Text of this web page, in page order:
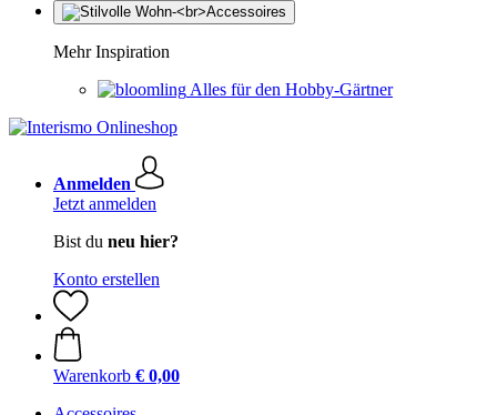
Mehr Inspiration
Alles für den Hobby-Gärtner
Anmelden
Jetzt anmelden
Bist du neu hier?
Konto erstellen
Warenkorb € 0,00